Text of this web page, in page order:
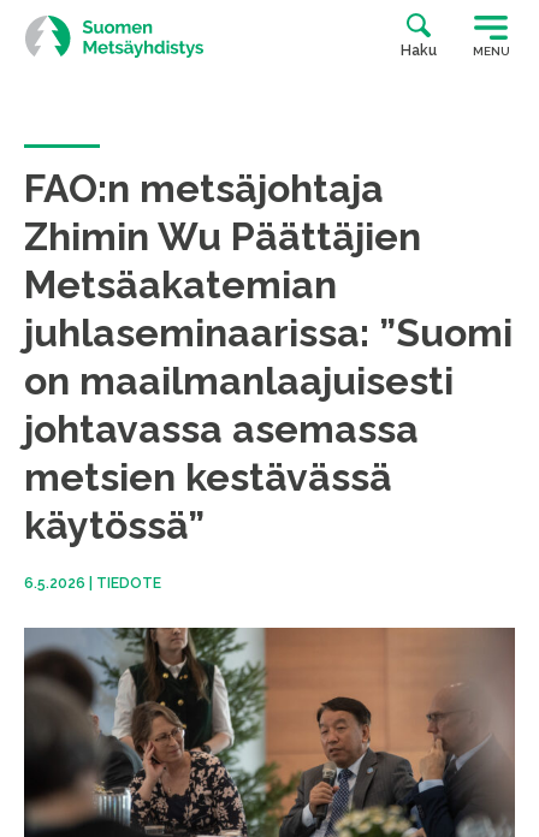
Siirry
suoraan
sisältöön
Haku MENU
FAO:n metsäjohtaja
Zhimin Wu Päättäjien
Metsäakatemian
juhlaseminaarissa: ”Suomi
on maailmanlaajuisesti
johtavassa asemassa
metsien kestävässä
käytössä”
6.5.2026 TIEDOTE